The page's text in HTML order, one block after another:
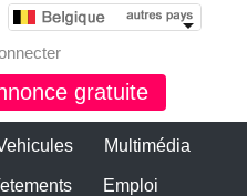
gratuite
Multimédia
Emploi